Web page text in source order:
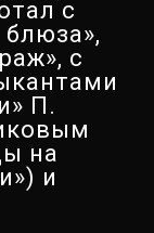
с
с
П.
на
и